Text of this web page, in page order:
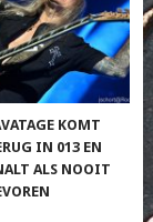
KOMT
IN 013 EN
ALS NOOIT